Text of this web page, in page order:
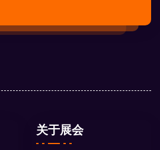
关于展会